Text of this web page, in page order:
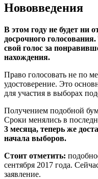
Нововведения
В этом году не будет ни
досрочного
свой голос за
нахождения.
Право голосовать не по
удостоверение. Это
для участия в выборах
Получением подобной
Сроки менялись в
3 месяца, теперь же
начала выборов.
Стоит отметить:
сентября 2017 года.
заявление.